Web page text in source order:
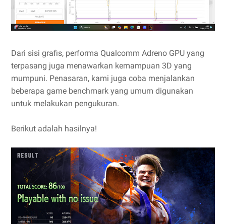
Dari sisi grafis, performa Qualcomm Adreno GPU yang
terpasang juga menawarkan kemampuan 3D yang
mumpuni. Penasaran, kami juga coba menjalankan
beberapa game benchmark yang umum digunakan
untuk melakukan pengukuran.
Berikut adalah hasilnya!